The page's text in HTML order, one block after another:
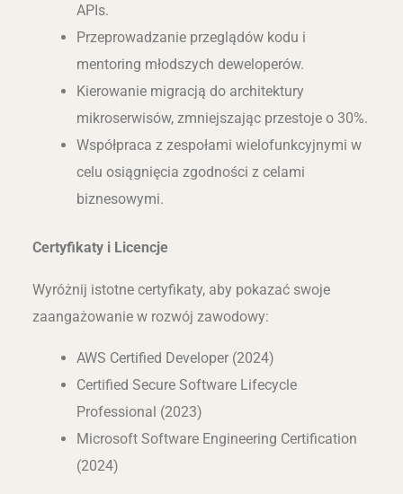
APIs.
Przeprowadzanie przeglądów kodu i
mentoring młodszych deweloperów.
Kierowanie migracją do architektury
mikroserwisów, zmniejszając przestoje o 30%.
Współpraca z zespołami wielofunkcyjnymi w
celu osiągnięcia zgodności z celami
biznesowymi.
Certyfikaty i Licencje
Wyróżnij istotne certyfikaty, aby pokazać swoje
zaangażowanie w rozwój zawodowy:
AWS Certified Developer (2024)
Certified Secure Software Lifecycle
Professional (2023)
Microsoft Software Engineering Certification
(2024)